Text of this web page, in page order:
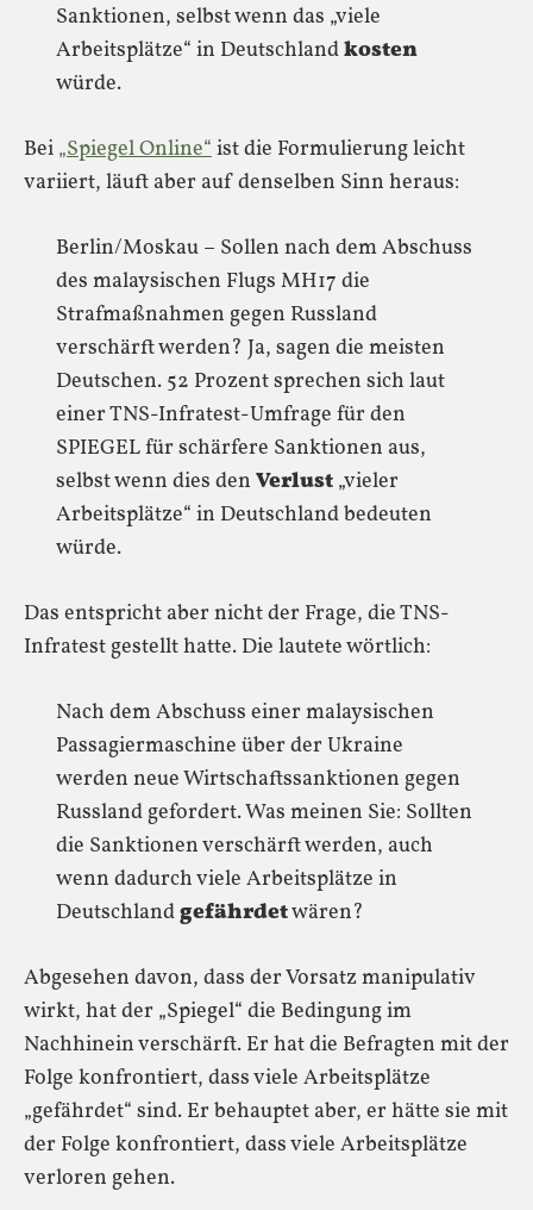
Sanktionen, selbst wenn das „viele
Arbeitsplätze“ in Deutschlandkosten
würde.
Bei „Spiegel Online“ist die Formulierung leicht
variiert, läuft aber auf denselben Sinn heraus:
Berlin/Moskau – Sollen nach dem Abschuss
des malaysischen Flugs MH17 die
Strafmaßnahmen gegen Russland
verschärft werden? Ja, sagen die meisten
Deutschen. 52 Prozent sprechen sich laut
einer TNS-Infratest-Umfrage für den
SPIEGEL für schärfere Sanktionen aus,
selbst wenn dies den Verlust „vieler
Arbeitsplätze“ in Deutschland bedeuten
würde.
Das entspricht aber nicht der Frage, die TNS-
Infratest gestellt hatte. Die lautete wörtlich:
Nach dem Abschuss einer malaysischen
Passagiermaschine über der Ukraine
werden neue Wirtschaftssanktionen gegen
Russland gefordert. Was meinen Sie: Sollten
die Sanktionen verschärft werden, auch
wenn dadurch viele Arbeitsplätze in
Deutschlandgefährdetwären?
Abgesehen davon, dass der Vorsatz manipulativ
wirkt, hat der „Spiegel“ die Bedingung im
Nachhinein verschärft. Er hat die Befragten mit der
Folge konfrontiert, dass viele Arbeitsplätze
„gefährdet“ sind. Er behauptet aber, er hätte sie mit
der Folge konfrontiert, dass viele Arbeitsplätze
verloren gehen.